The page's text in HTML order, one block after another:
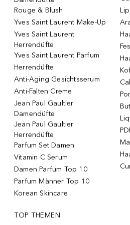
Rouge & Blush
Yves Saint Laurent Make-Up
Yves Saint Laurent
Herrendüfte
Yves Saint Laurent Parfum
Herrendüfte
Anti-Aging Gesichtsserum
Anti-Falten Creme
Jean Paul Gaultier
Damendüfte
Jean Paul Gaultier
Herrendüfte
Parfum Set Damen
Vitamin C Serum
Damen Parfum Top 10
Parfum Männer Top 10
Korean Skincare
TOP THEMEN